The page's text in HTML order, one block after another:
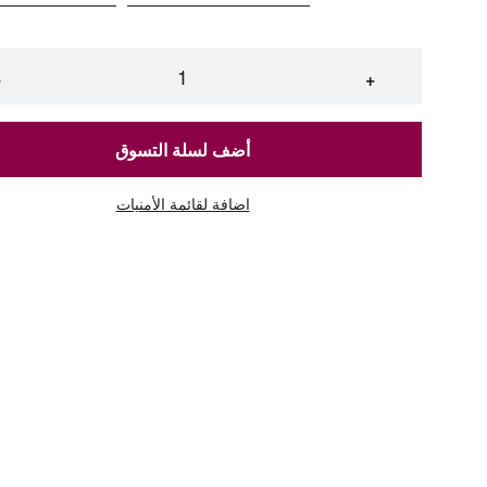
+
أضف لسلة التسوق
اضافة لقائمة الأمنيات